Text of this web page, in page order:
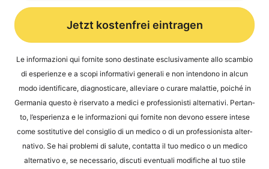
Jetzt kostenfrei eintragen
Le infor­ma­zio­ni qui for­ni­te sono desti­na­te esclu­si­v­a­men­te allo scam­bio
di espe­ri­en­ze e a sco­pi infor­ma­ti­vi gene­ra­li e non inten­do­no in alcun
modo iden­ti­fi­ca­re, dia­gno­sti­ca­re, alle­vi­a­re o cura­re malat­tie, poi­ché in
Ger­ma­nia ques­to è riser­va­to a medi­ci e pro­fes­sio­nis­ti alter­na­ti­vi. Per­tan­
to, l’e­s­pe­ri­en­za e le infor­ma­zio­ni qui for­ni­te non devo­no esse­re inte­se
come sosti­tu­ti­ve del con­siglio di un med­ico o di un pro­fes­sio­nis­ta alter­
na­tivo. Se hai pro­ble­mi di salu­te, contat­ta il tuo med­ico o un med­ico
alter­na­tivo e, se neces­sa­rio, dis­cu­ti even­tua­li modi­fi­che al tuo sti­le